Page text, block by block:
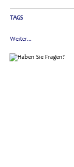
TAGS
Weiter...